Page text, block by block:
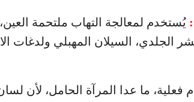
يُستخدم لمعالجة التهاب ملتحمة
الجلدي، السيلان المهبلي ولدغات
ما عدا المرآة الحامل، لأن